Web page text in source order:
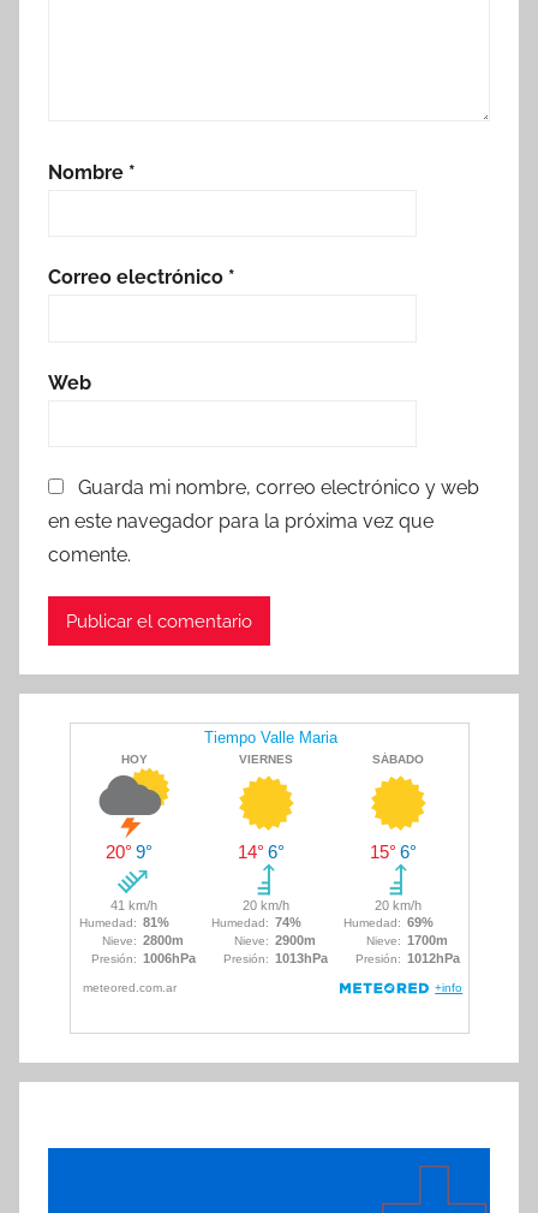
Nombre *
Correo electrónico *
Web
Guarda mi nombre, correo electrónico y web
en este navegador para la próxima vez que
comente.